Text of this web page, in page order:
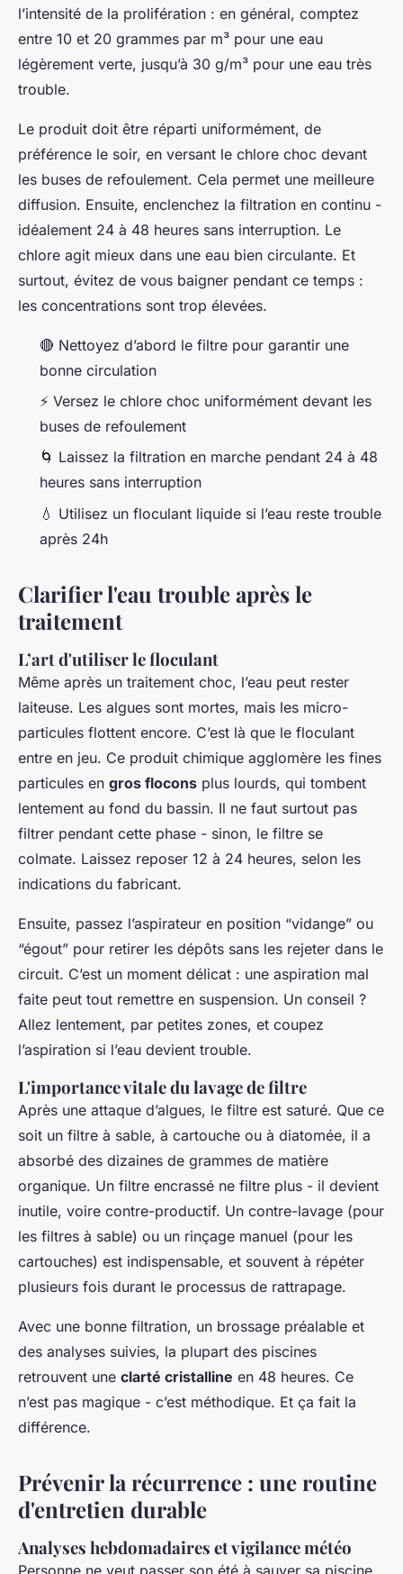
l’intensité de la prolifération : en général, comptez
entre 10 et 20 grammes par m³ pour une eau
légèrement verte, jusqu’à 30 g/m³ pour une eau très
trouble.
Le produit doit être réparti uniformément, de
préférence le soir, en versant le chlore choc devant
les buses de refoulement. Cela permet une meilleure
diffusion. Ensuite, enclenchez la filtration en continu -
idéalement 24 à 48 heures sans interruption. Le
chlore agit mieux dans une eau bien circulante. Et
surtout, évitez de vous baigner pendant ce temps :
les concentrations sont trop élevées.
🔴 Nettoyez d’abord le filtre pour garantir une
bonne circulation
⚡ Versez le chlore choc uniformément devant les
buses de refoulement
🌀 Laissez la filtration en marche pendant 24 à 48
heures sans interruption
💧 Utilisez un floculant liquide si l’eau reste trouble
après 24h
Clarifier l'eau trouble après le
traitement
L’art d'utiliser le floculant
Même après un traitement choc, l’eau peut rester
laiteuse. Les algues sont mortes, mais les micro-
particules flottent encore. C’est là que le floculant
entre en jeu. Ce produit chimique agglomère les fines
particules en gros flocons plus lourds, qui tombent
lentement au fond du bassin. Il ne faut surtout pas
filtrer pendant cette phase - sinon, le filtre se
colmate. Laissez reposer 12 à 24 heures, selon les
indications du fabricant.
Ensuite, passez l’aspirateur en position “vidange” ou
“égout” pour retirer les dépôts sans les rejeter dans le
circuit. C’est un moment délicat : une aspiration mal
faite peut tout remettre en suspension. Un conseil ?
Allez lentement, par petites zones, et coupez
l’aspiration si l’eau devient trouble.
L'importance vitale du lavage de filtre
Après une attaque d’algues, le filtre est saturé. Que ce
soit un filtre à sable, à cartouche ou à diatomée, il a
absorbé des dizaines de grammes de matière
organique. Un filtre encrassé ne filtre plus - il devient
inutile, voire contre-productif. Un contre-lavage (pour
les filtres à sable) ou un rinçage manuel (pour les
cartouches) est indispensable, et souvent à répéter
plusieurs fois durant le processus de rattrapage.
Avec une bonne filtration, un brossage préalable et
des analyses suivies, la plupart des piscines
retrouvent une clarté cristalline en 48 heures. Ce
n’est pas magique - c’est méthodique. Et ça fait la
différence.
Prévenir la récurrence : une routine
d'entretien durable
Analyses hebdomadaires et vigilance météo
Personne ne veut passer son été à sauver sa piscine.